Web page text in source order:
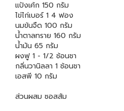
แป้งเค้ก 150 กรัม
ไข่ไก่เบอร์ 1 4 ฟอง
นมข้นจืด 100 กรัม
น้ำตาลทราย 160 กรัม
น้ำมัน 65 กรัม
ผงฟู 1 - 1/2 ช้อนชา
กลิ่นวานิลลา 1 ช้อนชา
เอสพี 10 กรัม
ส่วนผสม ซอสส้ม